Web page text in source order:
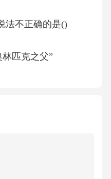
法不正确的是()
匹克之父”
看世界的第一人